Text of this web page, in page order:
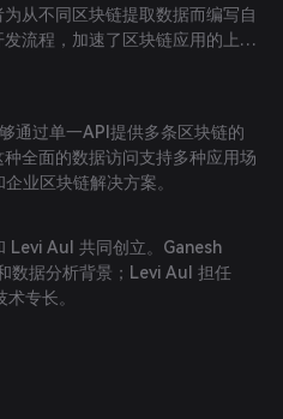
从不同区块链提取数据而编写自
流程，加速了区块链应用的上市
通过单一API提供多条区块链的
全面的数据访问支持多种应用场
业区块链解决方案。
Levi Aul 共同创立。Ganesh
数据分析背景；Levi Aul 担任
专长。